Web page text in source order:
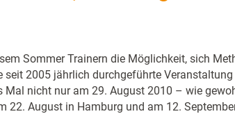
Sommer Trainern die Möglichkeit, sich
seit 2005 jährlich durchgeführte
Mal nicht nur am 29. August 2010 – wie
22. August in Hamburg und am 12.